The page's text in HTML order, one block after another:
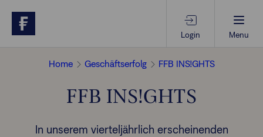
Login Menu
Beratungs-Tools
Anlagethemen
Home Geschäftserfolg FFB INS!GHTS
FFB INS!GHTS
In unserem vierteljährlich erscheinenden